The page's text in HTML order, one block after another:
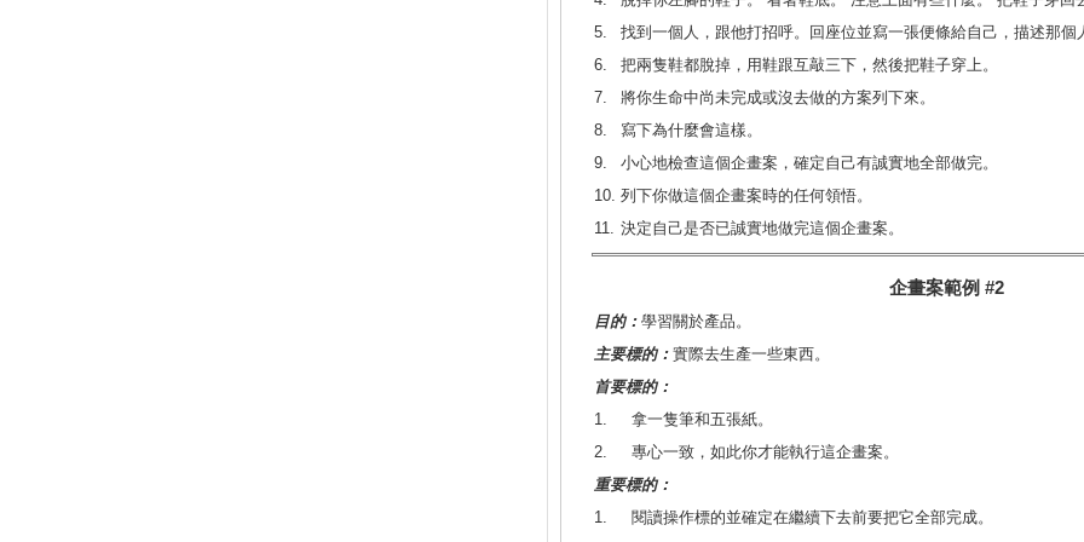
5.
找到一個人，跟他打招呼。回座位並寫一張便條給自己，描述那個
6.
把兩隻鞋都脫掉，用鞋跟互敲三下，然後把鞋子穿上。
7.
將你生命中尚未完成或沒去做的方案列下來。
8.
寫下為什麼會這樣。
9.
小心地檢查這個企畫案，確定自己有誠實地全部做完。
10. 列下你做這個企畫案時的任何領悟。
11. 決定自己是否已誠實地做完這個企畫案。
企畫案範例 #2
目的： 學習關於產品。
主要標的： 實際去生產一些東西。
首要標的：
1.
拿一隻筆和五張紙。
2.
專心一致，如此你才能執行這企畫案。
重要標的：
1.
閱讀操作標的並確定在繼續下去前要把它全部完成。